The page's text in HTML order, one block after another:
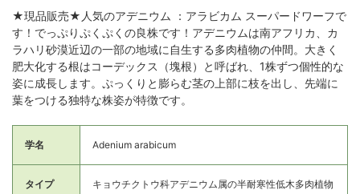
★現品販売★人気のアデニウム ：アラビカム スーパードワーフで
す！でっぷりぷくぷくの良株です！アデニウムは南アフリカ、カ
ラハリ砂漠近辺の一部の地域に自生する多肉植物の仲間。大きく
肥大化する根はコーデックス（塊根）と呼ばれ、1株ずつ個性的な
姿に成長します。ぷっくりと膨らむ茎の上部に枝を出し、先端に
葉をつける独特な株姿が特徴です。
学名 Adenium arabicum
タイプ キョウチクトウ科アデニウム属の半耐寒性低木多肉植物